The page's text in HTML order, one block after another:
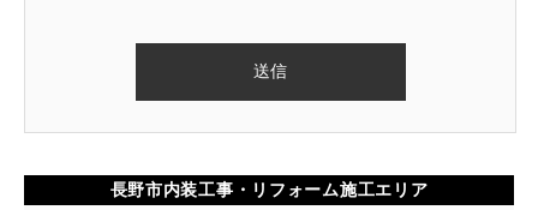
長野市内装工事・リフォーム施工エリア